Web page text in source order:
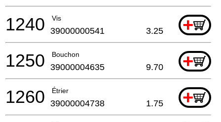
Vis +
1240 39000000541 3.25
Bouchon +
1250 39000004635 9.70
Étrier +
1260 39000004738 1.75